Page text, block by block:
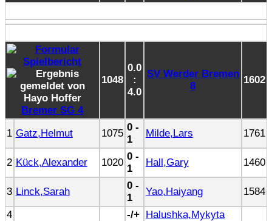
Bremer SG 4
1048
0.0
:
4.0
SV Werder Bremen
8
1602
1 Gatz,Helmut 1075
0 -
1
Milde,Lars 1761
2 Kück,Alexander 1020
0 -
1
Hall,Gary 1460
3 Linck,Sarah
0 -
1
Yao,Haiyang
1584
4
-/+ Halushka,Mykyta